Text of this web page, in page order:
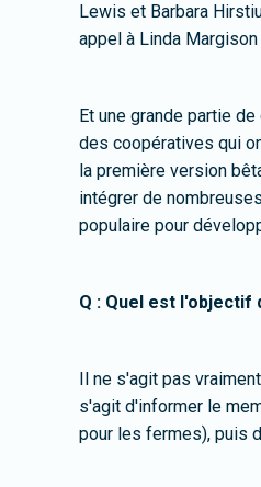
Lewis et Barbara
appel à Linda
Et une grande partie
des coopératives qui
la première version
intégrer de
populaire pour
Q : Quel est l'objectif
Il ne s'agit pas
s'agit d'informer le
pour les fermes), puis